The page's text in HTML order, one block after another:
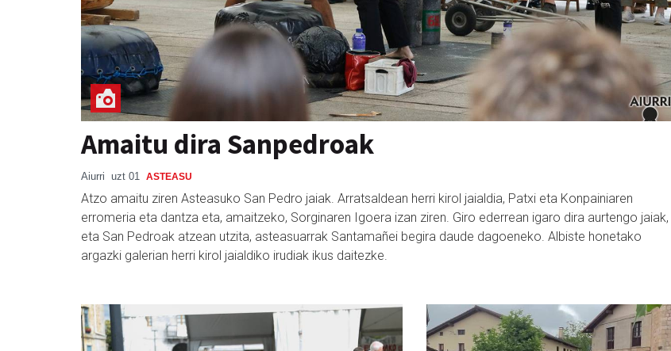
Amaitu dira Sanpedroak
Aiurri uzt 01 ASTEASU
Atzo amaitu ziren Asteasuko San Pedro jaiak. Arratsaldean herri kirol jaialdia, Patxi eta Konpainiaren
erromeria eta dantza eta, amaitzeko, Sorginaren Igoera izan ziren. Giro ederrean igaro dira aurtengo jaiak,
eta San Pedroak atzean utzita, asteasuarrak Santamañei begira daude dagoeneko. Albiste honetako
argazki galerian herri kirol jaialdiko irudiak ikus daitezke.